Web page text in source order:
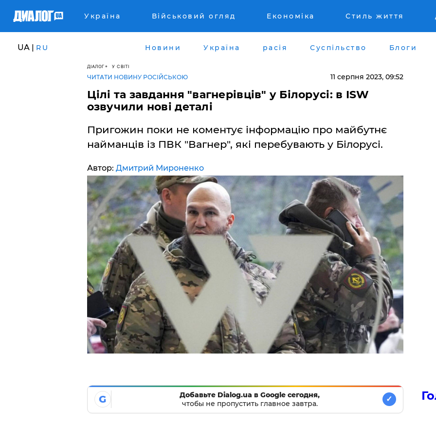
Україна Військовий огляд Економіка Стиль життя
UA | RU Новини Україна расія Суспільство Блоги
ДІАЛОГ У СВІТІ
ЧИТАТИ НОВИНУ РОСІЙСЬКОЮ 11 серпня 2023, 09:52
Цілі та завдання "вагнерівців" у Білорусі: в ISW
озвучили нові деталі
Пригожин поки не коментує інформацію про майбутнє
найманців із ПВК "Вагнер", які перебувають у Білорусі.
Автор: Дмитрий Мироненко
G
Добавьте Dialog.ua в Google сегодня,
чтобы не пропустить главное завтра.
✓